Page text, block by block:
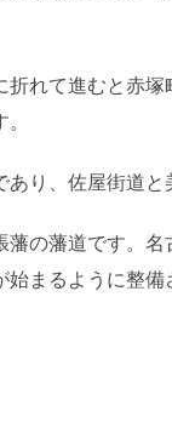
れて進むと赤
り、佐屋街道
藩の藩道です。
まるように整備